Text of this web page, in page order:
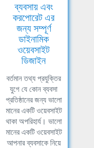
ব্যবসায় এবং
করপোরেট এর
জন্য সম্পূর্ণ
ডাইনামিক
ওয়েবসাইট
ডিজাইন
বর্তমান তথ্য প্রযুক্তির
যুগে যে কোন ব্যবসা
প্রতিষ্ঠানের জন্য ভালো
মানের একটি ওয়েবসাইট
থাকা অপরিহার্য। ভালো
মানের একটি ওয়েবসাইট
আপনার ব্যবসাকে নিয়ে